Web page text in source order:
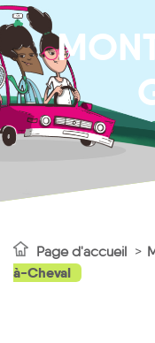
Page d'accueil
à-Cheval